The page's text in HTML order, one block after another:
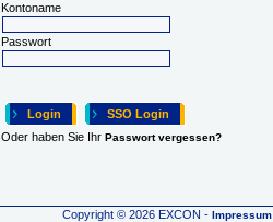
Kontoname
Passwort
Oder haben Sie Ihr Passwort vergessen?
Copyright © 2026 EXCON - Impressum